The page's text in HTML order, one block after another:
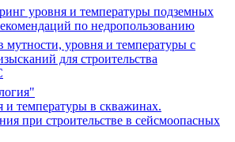
уровня и температуры подземных
по недропользованию
мутности, уровня и температуры с
для строительства
и температуры в скважинах.
при строительстве в сейсмоопасных